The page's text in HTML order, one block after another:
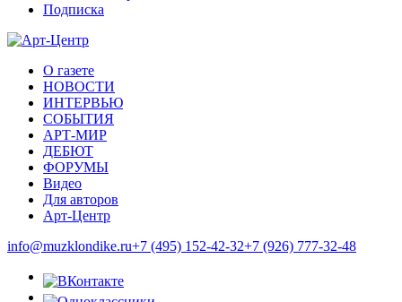
Подписка
О газете
НОВОСТИ
ИНТЕРВЬЮ
СОБЫТИЯ
АРТ-МИР
ДЕБЮТ
ФОРУМЫ
Видео
Для авторов
Арт-Центр
info@muzklondike.ru+7 (495) 152-42-32+7 (926) 777-32-48